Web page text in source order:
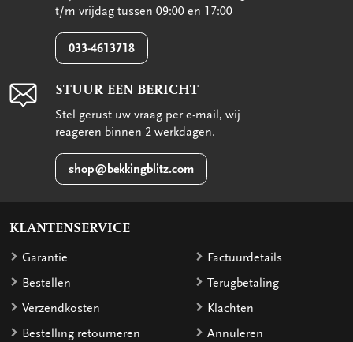
t/m vrijdag tussen 09:00 en 17:00
033-4613718
STUUR EEN BERICHT
Stel gerust uw vraag per e-mail, wij
reageren binnen 2 werkdagen.
shop@bekkingblitz.com
KLANTENSERVICE
Garantie
Bestellen
Verzendkosten
Bestelling retourneren
Factuurdetails
Terugbetaling
Klachten
Annuleren